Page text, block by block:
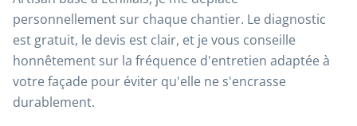
personnellement sur chaque chantier. Le diagnostic
est gratuit, le devis est clair, et je vous conseille
honnêtement sur la fréquence d'entretien adaptée à
votre façade pour éviter qu'elle ne s'encrasse
durablement.